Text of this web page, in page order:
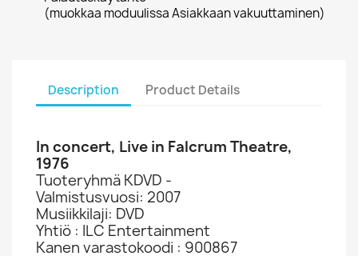
(muokkaa moduulissa Asiakkaan vakuuttaminen)
Description Product Details
In concert, Live in Falcrum Theatre,
1976
Tuoteryhmä KDVD -
Valmistusvuosi: 2007
Musiikkilaji: DVD
Yhtiö : ILC Entertainment
Kanen varastokoodi : 900867